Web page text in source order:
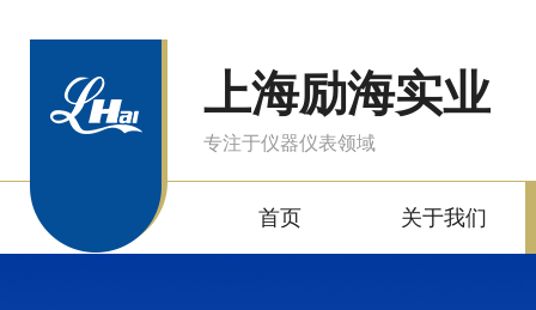
上海励海实业
专注于仪器仪表领域
首页 关于我们